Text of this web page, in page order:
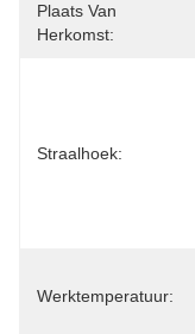
Plaats Van
Herkomst:
Straalhoek:
Werktemperatuur: